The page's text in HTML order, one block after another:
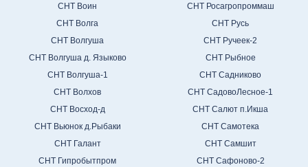
СНТ Воин
СНТ Волга
СНТ Волгуша
СНТ Волгуша д. Языково
СНТ Волгуша-1
СНТ Волхов
СНТ Восход-д
СНТ Вьюнок д.Рыбаки
СНТ Галант
СНТ Гипробытпром
СНТ Росагропроммаш
СНТ Русь
СНТ Ручеек-2
СНТ Рыбное
СНТ Садниково
СНТ СадовоЛесное-1
СНТ Салют п.Икша
СНТ Самотека
СНТ Самшит
СНТ Сафоново-2